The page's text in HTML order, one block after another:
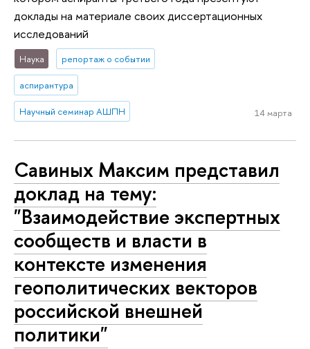
доклады на материале своих диссертационных
исследований
Наука репортаж о событии
аспирантура
Научный семинар АШПН 14 марта
Савиных Максим представил
доклад на тему:
"Взаимодействие экспертных
сообществ и власти в
контексте изменения
геополитических векторов
российской внешней
политики"